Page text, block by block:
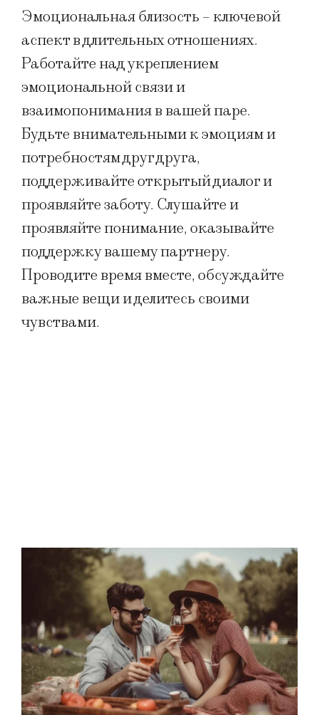
Эмоциональная близость – ключевой
аспект в длительных отношениях.
Работайте над укреплением
эмоциональной связи и
взаимопонимания в вашей паре.
Будьте внимательными к эмоциям и
потребностям друг друга,
поддерживайте открытый диалог и
проявляйте заботу. Слушайте и
проявляйте понимание, оказывайте
поддержку вашему партнеру.
Проводите время вместе, обсуждайте
важные вещи и делитесь своими
чувствами.